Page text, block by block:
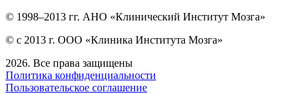
© 1998–2013 гг. АНО «Клинический Институт Мозга»
© с 2013 г. ООО «Клиника Института Мозга»
2026. Все права защищены
Политика конфиденциальности
Пользовательское соглашение